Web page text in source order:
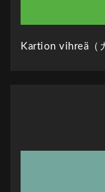
Kartion vihreä（